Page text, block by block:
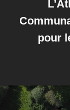
pour